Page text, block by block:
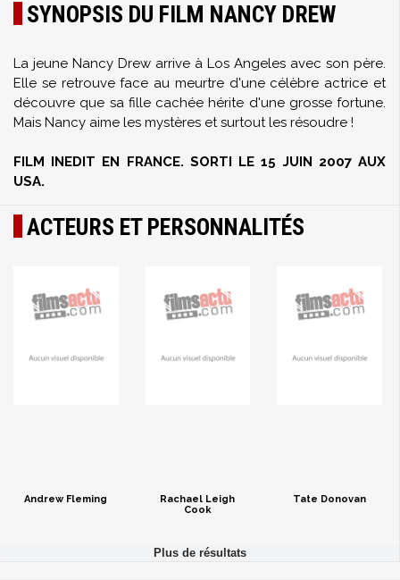
SYNOPSIS DU FILM NANCY DREW
La jeune Nancy Drew arrive à Los Angeles avec son père.
Elle se retrouve face au meurtre d'une célèbre actrice et
découvre que sa fille cachée hérite d'une grosse fortune.
Mais Nancy aime les mystères et surtout les résoudre !
FILM INEDIT EN FRANCE. SORTI LE 15 JUIN 2007 AUX
USA.
ACTEURS ET PERSONNALITÉS
Andrew Fleming
Rachael Leigh
Cook
Tate Donovan